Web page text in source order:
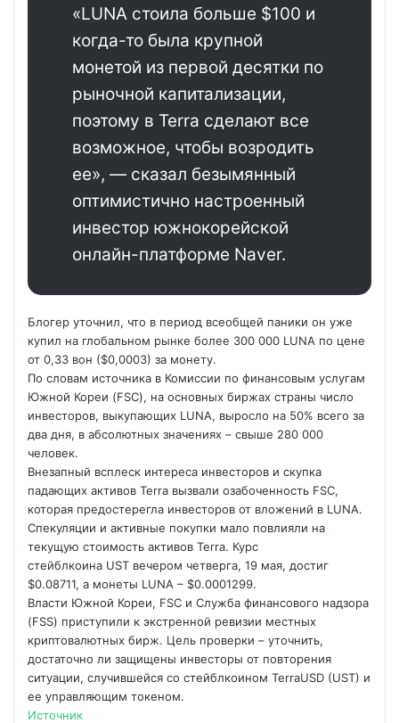
«LUNA стоила больше $100 и
когда-то была крупной
монетой из первой десятки по
рыночной капитализации,
поэтому в Terra сделают все
возможное, чтобы возродить
ее», — сказал безымянный
оптимистично настроенный
инвестор южнокорейской
онлайн-платформе Naver.
Блогер уточнил, что в период всеобщей паники он уже
купил на глобальном рынке более 300 000 LUNA по цене
от 0,33 вон ($0,0003) за монету.
По словам источника в Комиссии по финансовым услугам
Южной Кореи (FSC), на основных биржах страны число
инвесторов, выкупающих LUNA, выросло на 50% всего за
два дня, в абсолютных значениях – свыше 280 000
человек.
Внезапный всплеск интереса инвесторов и скупка
падающих активов Terra вызвали озабоченность FSC,
которая предостерегла инвесторов от вложений в LUNA.
Спекуляции и активные покупки мало повлияли на
текущую стоимость активов Terra. Курс
стейблкоина UST вечером четверга, 19 мая, достиг
$0.08711, а монеты LUNA – $0.0001299.
Власти Южной Кореи, FSC и Служба финансового надзора
(FSS) приступили к экстренной ревизии местных
криптовалютных бирж. Цель проверки – уточнить,
достаточно ли защищены инвесторы от повторения
ситуации, случившейся со стейблкоином TerraUSD (UST) и
ее управляющим токеном.
Источник